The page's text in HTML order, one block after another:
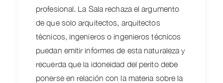
profesional. La Sala rechaza el argumento
de que solo arquitectos, arquitectos
técnicos, ingenieros o ingenieros técnicos
puedan emitir informes de esta naturaleza y
recuerda que la idoneidad del perito debe
ponerse en relación con la materia sobre la